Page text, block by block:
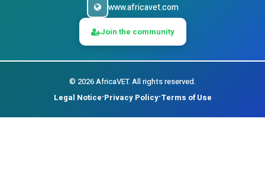
www.africavet.com
Join the community
© 2026AfricaVET. All rights reserved.
Legal Notice•Privacy Policy•Terms of Use